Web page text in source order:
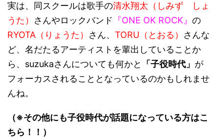
実は、同スクールは歌手の清水翔太（しみず しょ
うた） さんやロックバンド 『ONE OK ROCK』 の
RYOTA（りょうた） さん、 TORU（とおる） さんな
ど、名だたるアーティストを輩出していることか
ら、suzukaさんについても何かと
「子役時代」 が
フォーカスされることとなっているのかもしれませ
んね。
（※その他にも子役時代が話題になっている方はこ
ちら！！）